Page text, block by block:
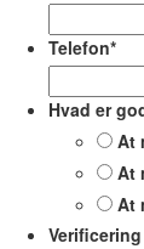
Telefon*
Hvad er
At
At
At
Verificering